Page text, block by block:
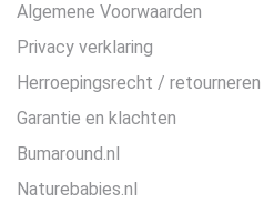
Algemene Voorwaarden
Privacy verklaring
Herroepingsrecht / retourneren
Garantie en klachten
Bumaround.nl
Naturebabies.nl